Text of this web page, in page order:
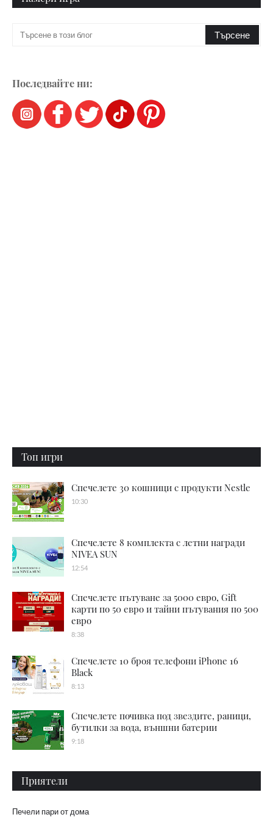
Последвайте ни:
Топ игри
Спечелете 30 кошници с продукти Nestle
10:30
Спечелете 8 комплекта с летни награди
NIVEA SUN
12:54
Спечелете пътуване за 5000 евро, Gift
карти по 50 евро и тайни пътувания по 500
евро
8:38
Спечелете 10 броя телефони iPhone 16
Black
8:13
Спечелете почивка под звездите, раници,
бутилки за вода, външни батерии
9:18
Приятели
Печели пари от дома